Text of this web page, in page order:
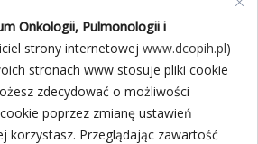
Onkologii, Pulmonologii i
strony internetowej www.dcopih.pl)
stronach www stosuje pliki cookie
zdecydować o możliwości
poprzez zmianę ustawień
korzystasz. Przeglądając zawartość